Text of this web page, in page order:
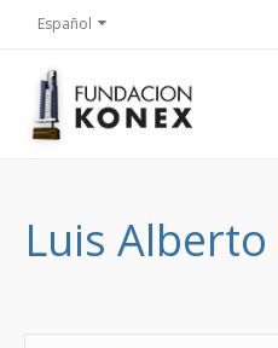
Español
Luis